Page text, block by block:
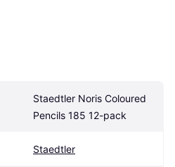
Staedtler Noris Coloured
Pencils 185 12-pack
Staedtler